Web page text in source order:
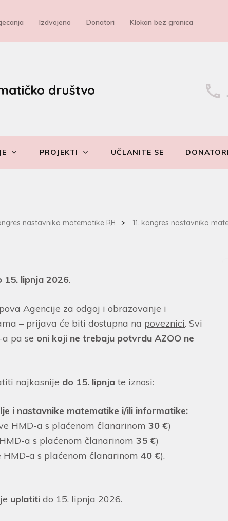
Izdvojeno Donatori Klokan bez granica
društvo
PROJEKTI UČLANITE SE DONATORI
nastavnika matematike RH > 11. kongres nastavnika
15. lipnja 2026.
Agencije za odgoj i obrazovanje i
– prijava će biti dostupna na poveznici. Svi
pa se oni koji ne trebaju potvrdu AZOO ne
najkasnije do 15. lipnja te iznosi:
i nastavnike matematike i/ili informatike:
HMD-a s plaćenom članarinom 30 €)
a s plaćenom članarinom 35 €)
HMD-a s plaćenom članarinom 40 €).
uplatiti do 15. lipnja 2026.